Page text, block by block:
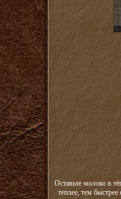
Оставьте молоко в
теплее, тем